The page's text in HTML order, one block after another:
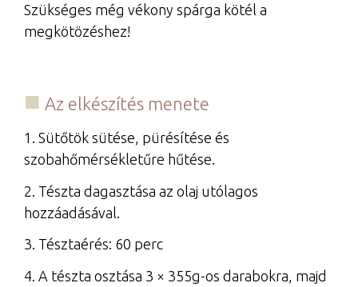
Szükséges még vékony spárga kötél a
megkötözéshez!
Az elkészítés menete
1. Sütőtök sütése, pürésítése és
szobahőmérsékletűre hűtése.
2. Tészta dagasztása az olaj utólagos
hozzáadásával.
3. Tésztaérés: 60 perc
4. A tészta osztása 3 × 355g-os darabokra, majd